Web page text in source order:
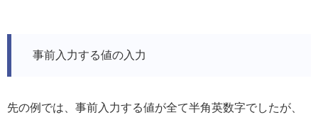
事前入力する値の入力
先の例では、事前入力する値が全て半角英数字でしたが、